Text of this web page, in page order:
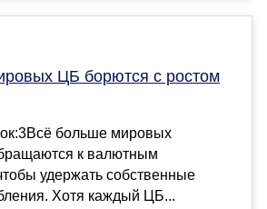
ЦБ борются с ростом
больше мировых
к валютным
удержать собственные
Хотя каждый ЦБ...